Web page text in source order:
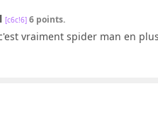
[c6c!6] 6 points.
vraiment spider man en plus